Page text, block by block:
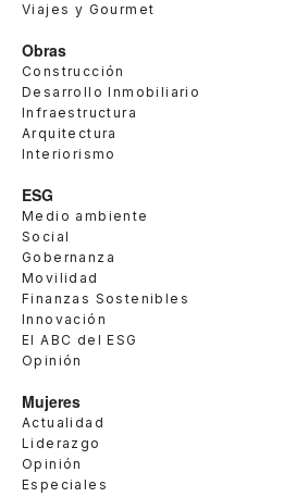
Viajes y Gourmet
Obras
Construcción
Desarrollo Inmobiliario
Infraestructura
Arquitectura
Interiorismo
ESG
Medio ambiente
Social
Gobernanza
Movilidad
Finanzas Sostenibles
Innovación
El ABC del ESG
Opinión
Mujeres
Actualidad
Liderazgo
Opinión
Especiales